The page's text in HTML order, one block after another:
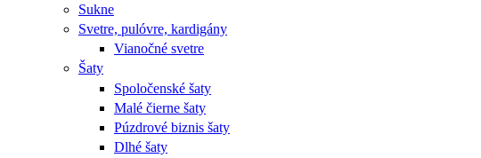
Sukne
Svetre, pulóvre, kardigány
Vianočné svetre
Šaty
Spoločenské šaty
Malé čierne šaty
Púzdrové biznis šaty
Dlhé šaty